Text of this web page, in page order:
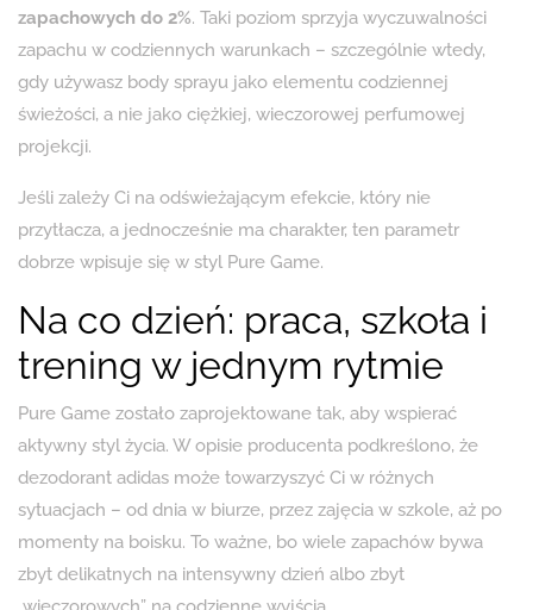
zapachowych do 2%. Taki poziom sprzyja wyczuwalności
zapachu w codziennych warunkach – szczególnie wtedy,
gdy używasz body sprayu jako elementu codziennej
świeżości, a nie jako ciężkiej, wieczorowej perfumowej
projekcji.
Jeśli zależy Ci na odświeżającym efekcie, który nie
przytłacza, a jednocześnie ma charakter, ten parametr
dobrze wpisuje się w styl Pure Game.
Na co dzień: praca, szkoła i
trening w jednym rytmie
Pure Game zostało zaprojektowane tak, aby wspierać
aktywny styl życia. W opisie producenta podkreślono, że
dezodorant adidas może towarzyszyć Ci w różnych
sytuacjach – od dnia w biurze, przez zajęcia w szkole, aż po
momenty na boisku. To ważne, bo wiele zapachów bywa
zbyt delikatnych na intensywny dzień albo zbyt